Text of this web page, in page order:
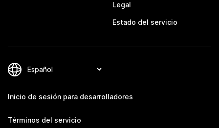
Legal
Estado del servicio
Inicio de sesión para desarrolladores
Términos del servicio